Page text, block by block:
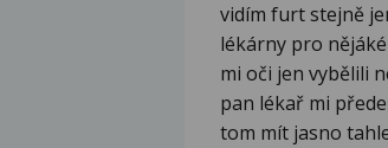
vidím furt stejně
lékárny pro
mi oči jen vybělili
pan lékař mi
tom mít jasno